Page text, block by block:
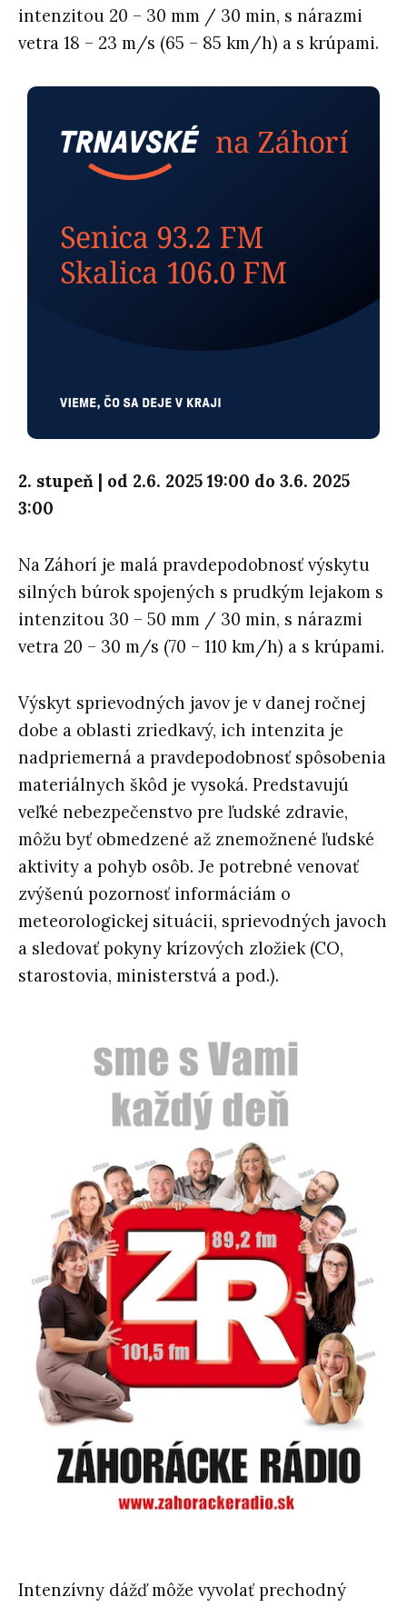
intenzitou 20 – 30 mm / 30 min, s nárazmi
vetra 18 – 23 m/s (65 – 85 km/h) a s krúpami.
2. stupeň | od 2.6. 2025 19:00 do 3.6. 2025
3:00
Na Záhorí je malá pravdepodobnosť výskytu
silných búrok spojených s prudkým lejakom s
intenzitou 30 – 50 mm / 30 min, s nárazmi
vetra 20 – 30 m/s (70 – 110 km/h) a s krúpami.
Výskyt sprievodných javov je v danej ročnej
dobe a oblasti zriedkavý, ich intenzita je
nadpriemerná a pravdepodobnosť spôsobenia
materiálnych škôd je vysoká. Predstavujú
veľké nebezpečenstvo pre ľudské zdravie,
môžu byť obmedzené až znemožnené ľudské
aktivity a pohyb osôb. Je potrebné venovať
zvýšenú pozornosť informáciám o
meteorologickej situácii, sprievodných javoch
a sledovať pokyny krízových zložiek (CO,
starostovia, ministerstvá a pod.).
Intenzívny dážď môže vyvolať prechodný